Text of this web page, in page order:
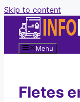
Skip to content
Menu
Fletes